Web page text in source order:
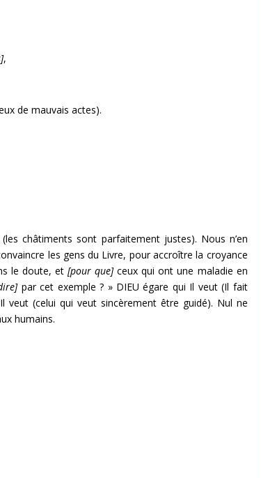
,
de mauvais actes).
châtiments sont parfaitement justes). Nous n’en
les gens du Livre, pour accroître la croyance
le doute, et[pour que]ceux qui ont une maladie en
par cet exemple ? » DIEU égare qui Il veut (Il fait
veut (celui qui veut sincèrement être guidé). Nul ne
humains.